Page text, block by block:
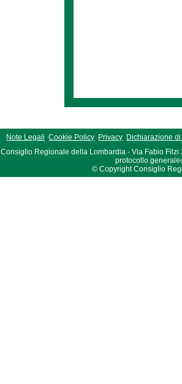
Note Legali Cookie Policy Privacy Dichiarazione
Consiglio Regionale della Lombardia - Via Fabio Filzi
© Copyright Consiglio